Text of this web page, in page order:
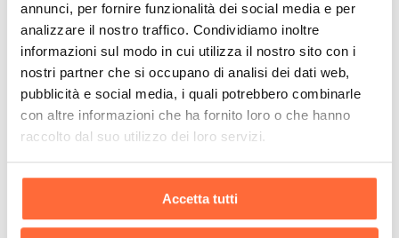
annunci, per fornire funzionalità dei social media e per
analizzare il nostro traffico. Condividiamo inoltre
informazioni sul modo in cui utilizza il nostro sito con i
nostri partner che si occupano di analisi dei dati web,
pubblicità e social media, i quali potrebbero combinarle
con altre informazioni che ha fornito loro o che hanno
raccolto dal suo utilizzo dei loro servizi.
Accetta tutti